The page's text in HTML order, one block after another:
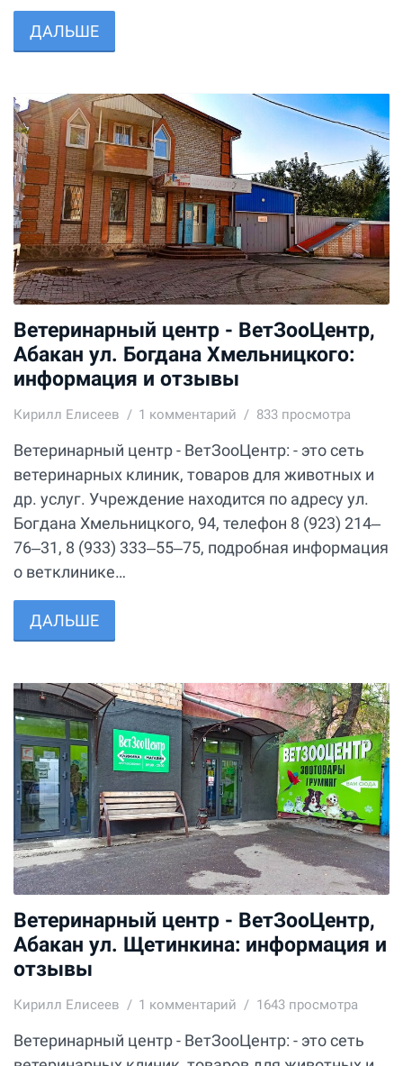
ДАЛЬШЕ
Ветеринарный центр - ВетЗооЦентр,
Абакан ул. Богдана Хмельницкого:
информация и отзывы
Кирилл Елисеев 1 комментарий 833 просмотра
Ветеринарный центр - ВетЗооЦентр: - это сеть
ветеринарных клиник, товаров для животных и
др. услуг. Учреждение находится по адресу ул.
Богдана Хмельницкого, 94, телефон 8 (923) 214‒
76‒31, 8 (933) 333‒55‒75, подробная информация
о ветклинике…
ДАЛЬШЕ
Ветеринарный центр - ВетЗооЦентр,
Абакан ул. Щетинкина: информация и
отзывы
Кирилл Елисеев 1 комментарий 1643 просмотра
Ветеринарный центр - ВетЗооЦентр: - это сеть